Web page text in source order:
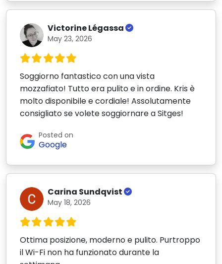
Victorine Légassa
May 23, 2026
Soggiorno fantastico con una vista
mozzafiato! Tutto era pulito e in ordine. Kris è
molto disponibile e cordiale! Assolutamente
consigliato se volete soggiornare a Sitges!
Posted on
Google
Carina Sundqvist
May 18, 2026
Ottima posizione, moderno e pulito. Purtroppo
il Wi-Fi non ha funzionato durante la